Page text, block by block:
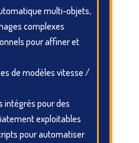
multi-objets,
complexes
pour affiner et
de modèles vitesse /
pour des
exploitables
pour automatiser